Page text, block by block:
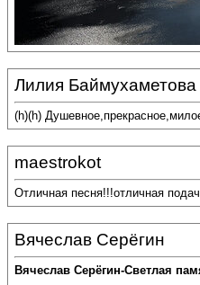
Лилия Баймухаметова
(h)(h)
maestrokot
Отличная песня!!!отличная
Вячеслав Серёгин
Вячеслав Серёгин-Светлая